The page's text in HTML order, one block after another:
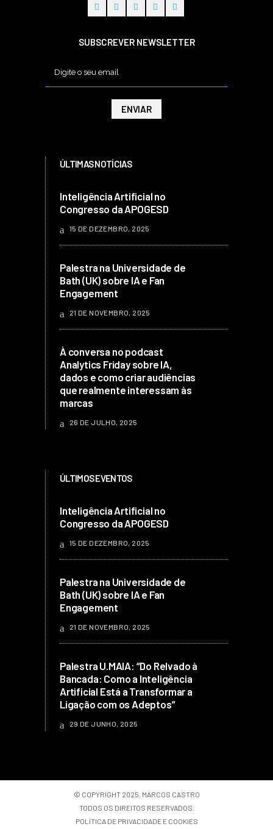
SUBSCREVER NEWSLETTER
ÚLTIMAS NOTÍCIAS
Inteligência Artificial no
Congresso da APOGESD
15 DE DEZEMBRO, 2025
Palestra na Universidade de
Bath (UK) sobre IA e Fan
Engagement
21 DE NOVEMBRO, 2025
À conversa no podcast
Analytics Friday sobre IA,
dados e como criar audiências
que realmente interessam às
marcas
26 DE JULHO, 2025
ÚLTIMOS EVENTOS
Inteligência Artificial no
Congresso da APOGESD
15 DE DEZEMBRO, 2025
Palestra na Universidade de
Bath (UK) sobre IA e Fan
Engagement
21 DE NOVEMBRO, 2025
Palestra U.MAIA: “Do Relvado à
Bancada: Como a Inteligência
Artificial Está a Transformar a
Ligação com os Adeptos”
29 DE JUNHO, 2025
© COPYRIGHT 2025. MARCOS CASTRO
TODOS OS DIREITOS RESERVADOS.
POLÍTICA DE PRIVACIDADE E COOKIES